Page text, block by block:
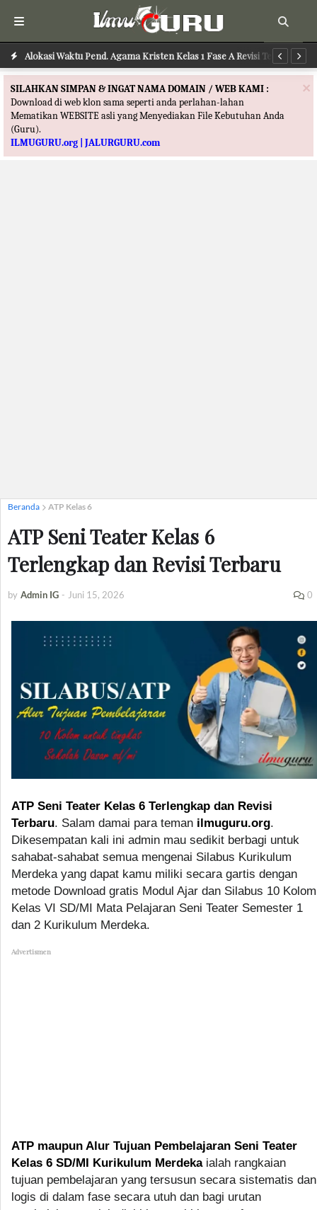
Alokasi Waktu Pend. Agama Kristen Kelas 1 Fase A Revisi Terbaru
Alokasi Waktu Pend. Agama Khonghucu Kelas 1 Fase A Revisi
Terbaru
×
SILAHKAN SIMPAN & INGAT NAMA DOMAIN / WEB KAMI :
Download di web klon sama seperti anda perlahan-lahan
Mematikan WEBSITE asli yang Menyediakan File Kebutuhan Anda
(Guru).
ILMUGURU.org | JALURGURU.com
Beranda ATP Kelas 6
ATP Seni Teater Kelas 6
Terlengkap dan Revisi Terbaru
by Admin IG - Juni 15, 2026 0
ATP Seni Teater Kelas 6 Terlengkap dan Revisi
Terbaru. Salam damai para teman ilmuguru.org.
Dikesempatan kali ini admin mau sedikit berbagi untuk
sahabat-sahabat semua mengenai Silabus Kurikulum
Merdeka yang dapat kamu miliki secara gartis dengan
metode Download gratis Modul Ajar dan Silabus 10 Kolom
Kelas VI SD/MI Mata Pelajaran Seni Teater Semester 1
dan 2 Kurikulum Merdeka.
Advertismen
ATP maupun Alur Tujuan Pembelajaran Seni Teater
Kelas 6 SD/MI Kurikulum Merdekaialah rangkaian
tujuan pembelajaran yang tersusun secara sistematis dan
logis di dalam fase secara utuh dan bagi urutan